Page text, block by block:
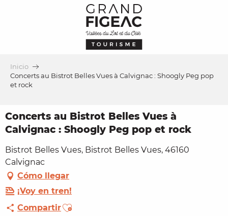
Inicio
Concerts au Bistrot Belles Vues à Calvignac : Shoogly Peg pop
et rock
Concerts au Bistrot Belles Vues à
Calvignac : Shoogly Peg pop et rock
Bistrot Belles Vues, Bistrot Belles Vues, 46160
Calvignac
Cómo llegar
¡Voy en tren!
CompartirAjouter aux favoris